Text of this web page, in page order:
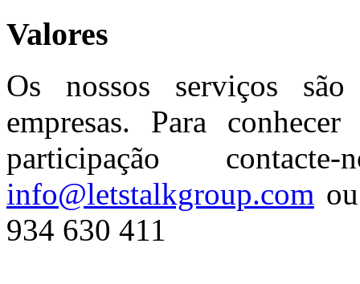
Valores
Os nossos serviços
empresas. Para
participação
info@letstalkgroup.com
934 630 411